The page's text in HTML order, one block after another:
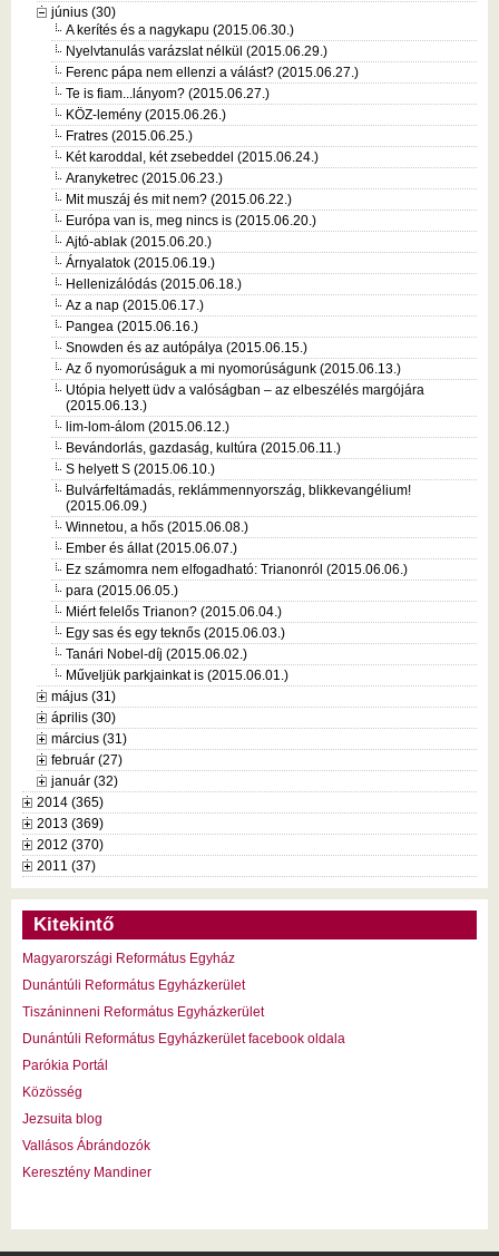
június (30)
A kerítés és a nagykapu (2015.06.30.)
Nyelvtanulás varázslat nélkül (2015.06.29.)
Ferenc pápa nem ellenzi a válást? (2015.06.27.)
Te is fiam...lányom? (2015.06.27.)
KÖZ-lemény (2015.06.26.)
Fratres (2015.06.25.)
Két karoddal, két zsebeddel (2015.06.24.)
Aranyketrec (2015.06.23.)
Mit muszáj és mit nem? (2015.06.22.)
Európa van is, meg nincs is (2015.06.20.)
Ajtó-ablak (2015.06.20.)
Árnyalatok (2015.06.19.)
Hellenizálódás (2015.06.18.)
Az a nap (2015.06.17.)
Pangea (2015.06.16.)
Snowden és az autópálya (2015.06.15.)
Az ő nyomorúságuk a mi nyomorúságunk (2015.06.13.)
Utópia helyett üdv a valóságban – az elbeszélés margójára
(2015.06.13.)
lim-lom-álom (2015.06.12.)
Bevándorlás, gazdaság, kultúra (2015.06.11.)
S helyett S (2015.06.10.)
Bulvárfeltámadás, reklámmennyország, blikkevangélium!
(2015.06.09.)
Winnetou, a hős (2015.06.08.)
Ember és állat (2015.06.07.)
Ez számomra nem elfogadható: Trianonról (2015.06.06.)
para (2015.06.05.)
Miért felelős Trianon? (2015.06.04.)
Egy sas és egy teknős (2015.06.03.)
Tanári Nobel-díj (2015.06.02.)
Műveljük parkjainkat is (2015.06.01.)
május (31)
április (30)
március (31)
február (27)
január (32)
2014 (365)
2013 (369)
2012 (370)
2011 (37)
Kitekintő
Magyarországi Református Egyház
Dunántúli Református Egyházkerület
Tiszáninneni Református Egyházkerület
Dunántúli Református Egyházkerület facebook oldala
Parókia Portál
Közösség
Jezsuita blog
Vallásos Ábrándozók
Keresztény Mandiner